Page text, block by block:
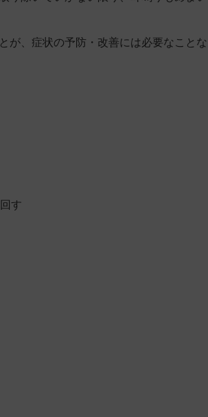
が、症状の予防・改善には必要なことな
す